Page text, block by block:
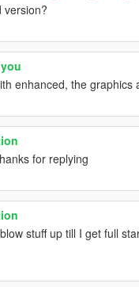
version?
enhanced, the graphics
for replying
stuff up till I get full